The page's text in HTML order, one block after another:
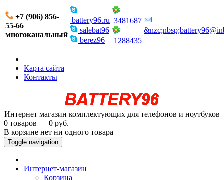
+7 (906) 856-
55-66
многоканальный
battery96.ru
salebat96
berez96
3481687
1288435
Карта сайта
Контакты
Интернет магазин комплектующих для телефонов и ноутбуков
0 товаров — 0 руб.
В корзине нет ни одного товара
Toggle navigation
Интернет-магазин
Корзина